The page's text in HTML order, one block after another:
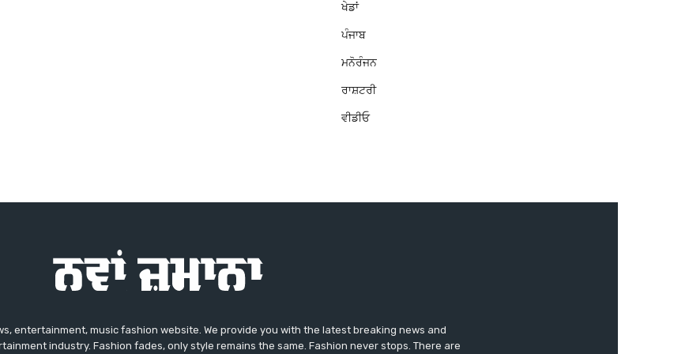
ਖੇਡਾਂ
ਪੰਜਾਬ
ਮਨੋਰੰਜਨ
ਰਾਸ਼ਟਰੀ
ਵੀਡੀਓ
entertainment, music fashion website. We provide you with the latest breaking news and
industry. Fashion fades, only style remains the same. Fashion never stops. There are